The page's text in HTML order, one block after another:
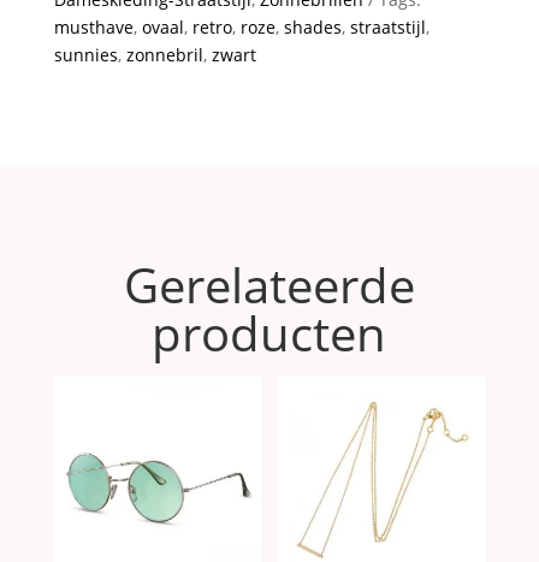
musthave, ovaal, retro, roze, shades, straatstijl,
sunnies, zonnebril, zwart
Gerelateerde
producten